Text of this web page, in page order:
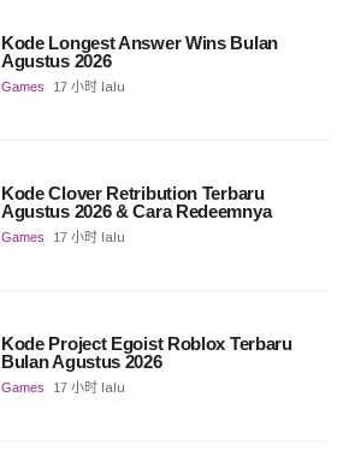
Kode Longest Answer Wins Bulan
Agustus 2026
Games 17 小时 lalu
Kode Clover Retribution Terbaru
Agustus 2026 & Cara Redeemnya
Games 17 小时 lalu
Kode Project Egoist Roblox Terbaru
Bulan Agustus 2026
Games 17 小时 lalu